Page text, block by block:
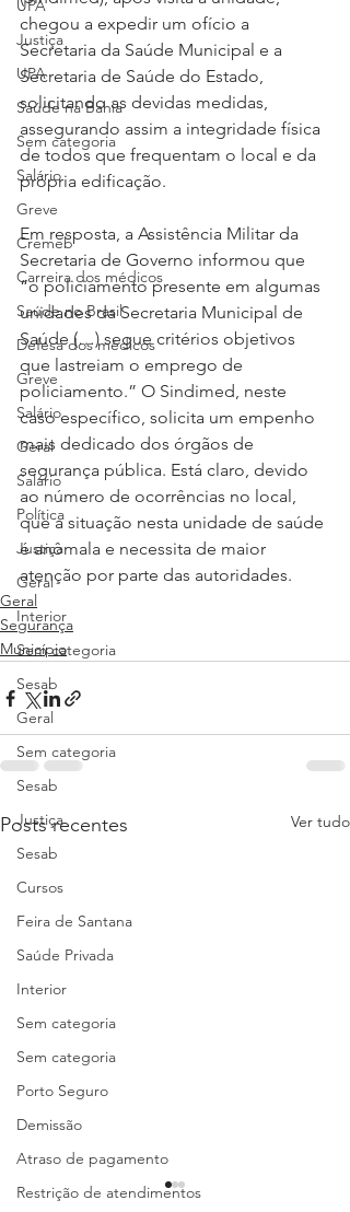
UPA
Justiça
UPA
Saúde na Bahia
Sem categoria
Salário
Greve
Cremeb
Carreira dos médicos
Saúde no Brasil
Defesa dos médicos
Greve
Salário
Geral
Salário
Política
Justiça
Geral
Interior
Sem categoria
Sesab
Geral
Sem categoria
Sesab
Justiça
Sesab
Cursos
Feira de Santana
Saúde Privada
Interior
Sem categoria
Sem categoria
Porto Seguro
Demissão
Atraso de pagamento
Restrição de atendimentos
chegou a expedir um ofício a
Secretaria da Saúde Municipal e a
Secretaria de Saúde do Estado,
solicitando as devidas medidas,
assegurando assim a integridade física
de todos que frequentam o local e da
própria edificação.
Em resposta, a Assistência Militar da
Secretaria de Governo informou que
“o policiamento presente em algumas
unidades da Secretaria Municipal de
Saúde (…) segue critérios objetivos
que lastreiam o emprego de
policiamento.” O Sindimed, neste
caso específico, solicita um empenho
mais dedicado dos órgãos de
segurança pública. Está claro, devido
ao número de ocorrências no local,
que a situação nesta unidade de saúde
é anômala e necessita de maior
atenção por parte das autoridades.
Geral
Segurança
Município
Posts recentes Ver tudo